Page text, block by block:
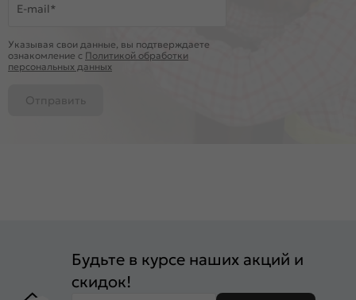
E-mail*
Указывая свои данные, вы подтверждаете
ознакомление c Политикой обработки
персональных данных
Отправить
Будьте в курсе наших акций и
скидок!